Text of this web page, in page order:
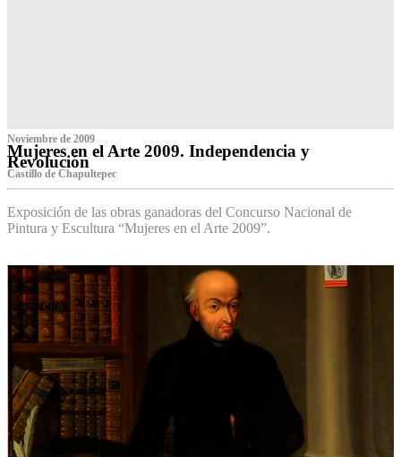
Noviembre de 2009
Mujeres en el Arte 2009. Independencia y
Revolución
Castillo de Chapultepec
Exposición de las obras ganadoras del Concurso Nacional de
Pintura y Escultura “Mujeres en el Arte 2009”.